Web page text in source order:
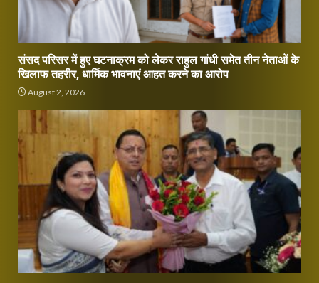
संसद परिसर में हुए घटनाक्रम को लेकर राहुल गांधी समेत तीन नेताओं के
खिलाफ तहरीर, धार्मिक भावनाएं आहत करने का आरोप
August 2, 2026